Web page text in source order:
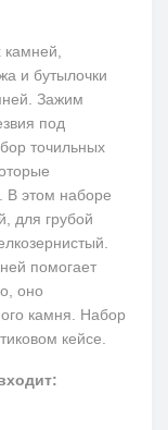
и бутылочки
Зажим
под
точильных
В этом наборе
для грубой
помогает
оно
камня. Набор
кейсе.